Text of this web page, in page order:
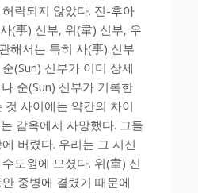
락되지 않았다. 진-후아
(事) 신부, 위(韋) 신부, 우
해서는 특히 사(事) 신부
(Sun) 신부가 이미 상세
순(Sun) 신부가 기록한
것 사이에는 약간의 차이
감옥에서 사망했다. 그들
버렸다. 우리는 그 시신
도원에 모셨다. 위(韋) 신
중병에 결렸기 때문에